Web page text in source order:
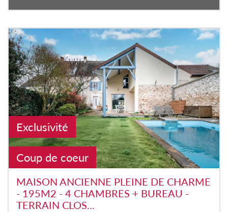
Exclusivité
Coup de coeur
MAISON ANCIENNE PLEINE DE CHARME
- 195M2 - 4 CHAMBRES + BUREAU -
TERRAIN CLOS...